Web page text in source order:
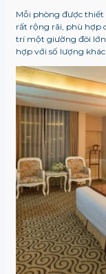
Mỗi phòng được thiết
rất rộng rãi, phù hợp
trí một giường đôi
hợp với số lượng